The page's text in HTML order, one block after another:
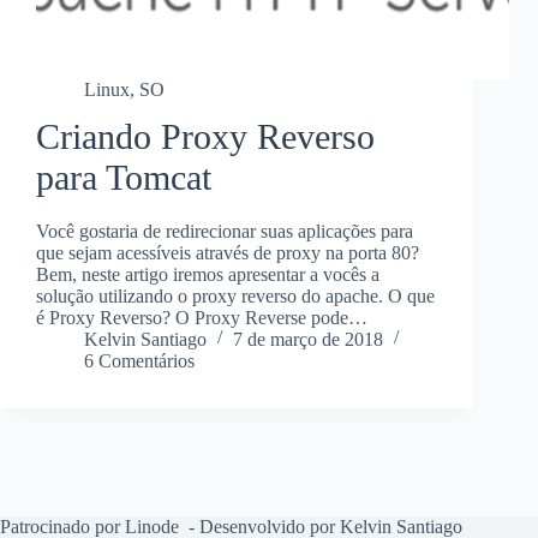
Linux, SO
Criando Proxy Reverso
para Tomcat
Você gostaria de redirecionar suas aplicações para
que sejam acessíveis através de proxy na porta 80?
Bem, neste artigo iremos apresentar a vocês a
solução utilizando o proxy reverso do apache. O que
é Proxy Reverso? O Proxy Reverse pode…
Kelvin Santiago
7 de março de 2018
6 Comentários
Patrocinado por Linode - Desenvolvido por Kelvin Santiago